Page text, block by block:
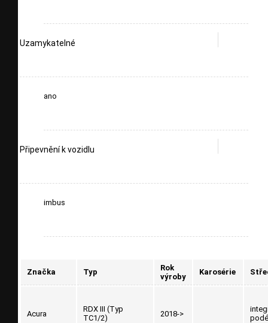
Uzamykatelné
ano
Připevnění k vozidlu
imbus
Značka Typ
Rok
výroby
Karosérie
Acura
RDX III (Typ
TC1/2)
2018->